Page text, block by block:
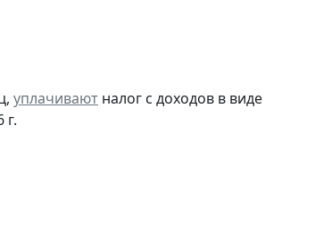
уплачивают налог с доходов в виде